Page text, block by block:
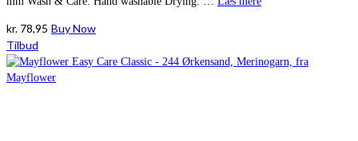
kr. 78,95 Buy Now
Tilbud